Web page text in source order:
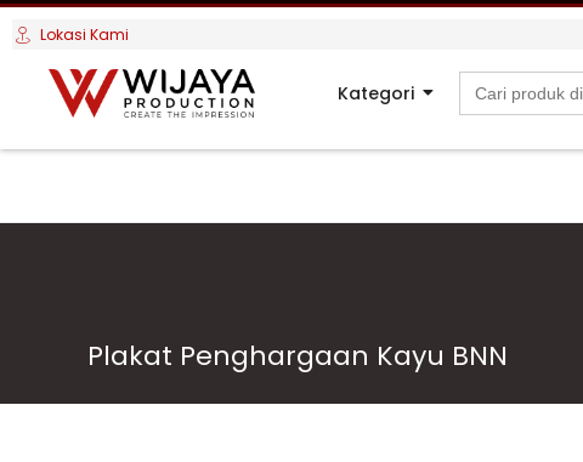
Lokasi Kami
Kategori
Search
for:
Plakat Penghargaan Kayu BNN